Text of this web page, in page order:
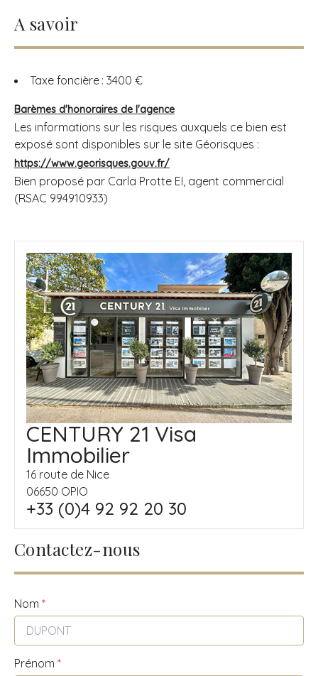
A savoir
Taxe foncière : 3400 €
Barèmes d'honoraires de l'agence
Les informations sur les risques auxquels ce bien est
exposé sont disponibles sur le site Géorisques :
https://www.georisques.gouv.fr/
Bien proposé par Carla Protte EI, agent commercial
(RSAC 994910933)
CENTURY 21 Visa
Immobilier
16 route de Nice
06650 OPIO
+33 (0)4 92 92 20 30
Contactez-nous
Nom *
Prénom *